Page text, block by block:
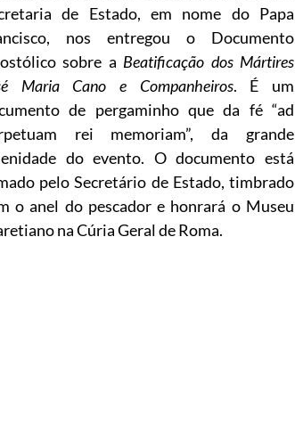
de Estado, em nome do Papa
nos entregou o Documento
sobre a Beatificação dos Mártires
Maria Cano e Companheiros. É um
de pergaminho que da fé “ad
rei memoriam”, da grande
do evento. O documento está
pelo Secretário de Estado, timbrado
o anel do pescador e honrará o Museu
na Cúria Geral de Roma.